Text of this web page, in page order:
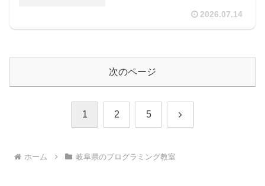
2026.07.14
次のページ
1 2 5 次
ホーム 岐阜県のプログラミング教室